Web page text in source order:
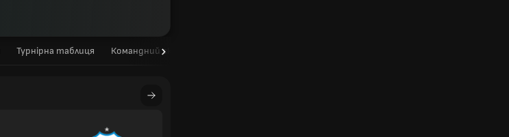
Турнірна таблиця Командний склад